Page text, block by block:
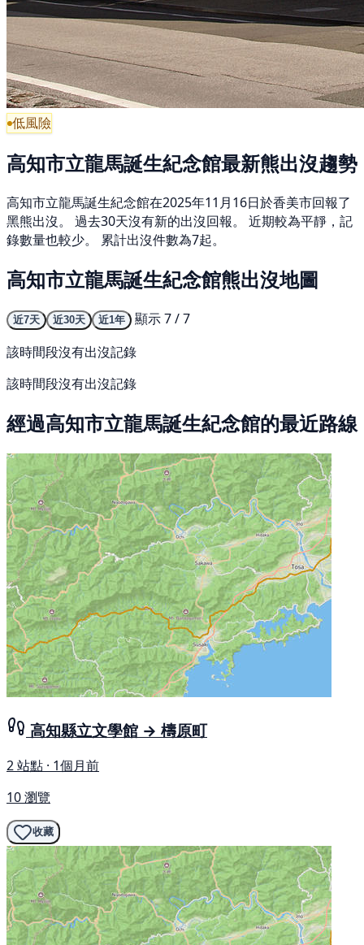
低風險
高知市立龍馬誕生紀念館最新熊出沒趨勢
高知市立龍馬誕生紀念館在2025年11月16日於香美市回報了
黑熊出沒。 過去30天沒有新的出沒回報。 近期較為平靜，記
錄數量也較少。 累計出沒件數為7起。
高知市立龍馬誕生紀念館熊出沒地圖
近7天 近30天 近1年
顯示 7 / 7
該時間段沒有出沒記錄
該時間段沒有出沒記錄
經過高知市立龍馬誕生紀念館的最近路線
高知縣立文學館 → 檮原町
2 站點 · 1個月前
10 瀏覽
收藏